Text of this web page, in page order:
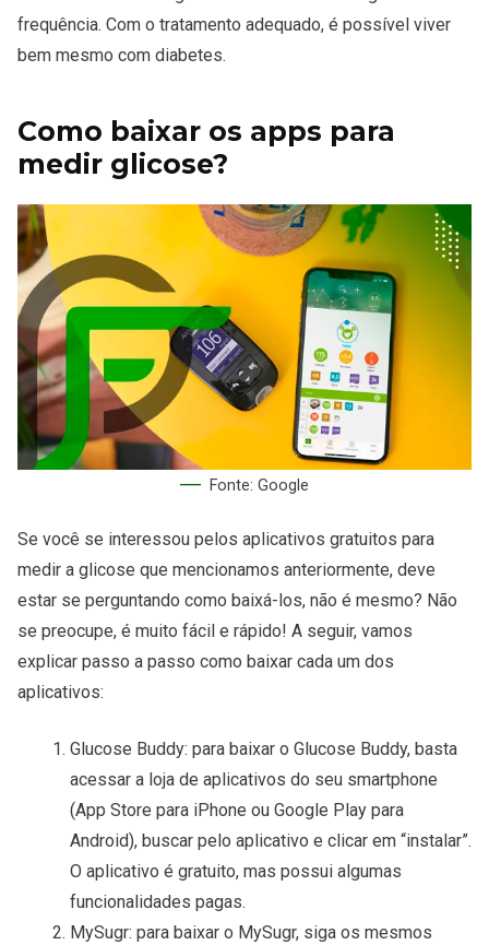
frequência. Com o tratamento adequado, é possível viver
bem mesmo com diabetes.
Como baixar os apps para
medir glicose?
Fonte: Google
Se você se interessou pelos aplicativos gratuitos para
medir a glicose que mencionamos anteriormente, deve
estar se perguntando como baixá-los, não é mesmo? Não
se preocupe, é muito fácil e rápido! A seguir, vamos
explicar passo a passo como baixar cada um dos
aplicativos:
Glucose Buddy: para baixar o Glucose Buddy, basta
acessar a loja de aplicativos do seu smartphone
(App Store para iPhone ou Google Play para
Android), buscar pelo aplicativo e clicar em “instalar”.
O aplicativo é gratuito, mas possui algumas
funcionalidades pagas.
MySugr: para baixar o MySugr, siga os mesmos